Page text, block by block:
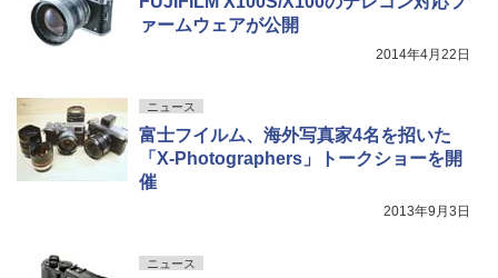
ァームウェアが公開
2014年4月22日
ニュース
富士フイルム、海外写真家4名を招いた
「X-Photographers」トークショーを開
催
2013年9月3日
ニュース